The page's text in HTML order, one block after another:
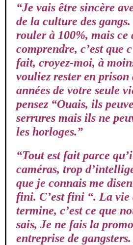
“Je vais être sincère
de la culture des
rouler à 100%, mais ce
comprendre, c’est que
fait, croyez-moi, à
vouliez rester en prison
années de votre seule
pensez “Ouais, ils
serrures mais ils ne
les horloges.”
“Tout est fait parce
caméras, trop
que je connais me
fini. C’est fini “. La vie
termine, c’est ce que
sais, Je ne fais la
entreprise de gangsters.